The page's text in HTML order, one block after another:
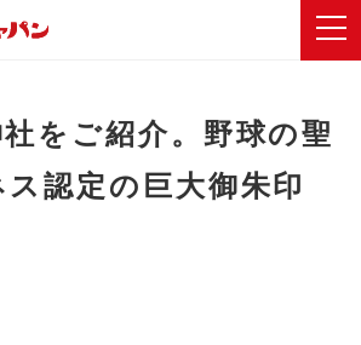
をご紹介。野球の聖
認定の巨大御朱印